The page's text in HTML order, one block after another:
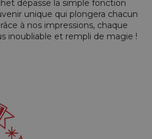
dépasse la simple fonction
unique qui plongera chacun
à nos impressions, chaque
inoubliable et rempli de magie !